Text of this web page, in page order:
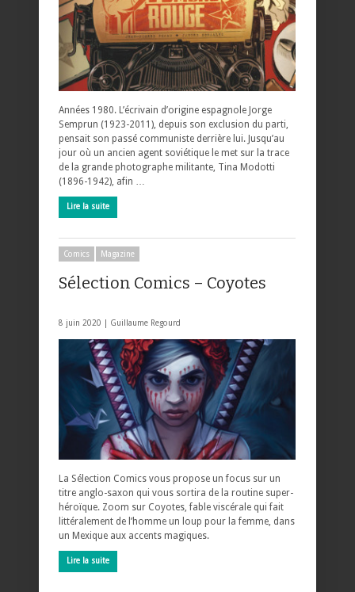
Années 1980. L’écrivain d’origine espagnole Jorge
Semprun (1923-2011), depuis son exclusion du parti,
pensait son passé communiste derrière lui. Jusqu’au
jour où un ancien agent soviétique le met sur la trace
de la grande photographe militante, Tina Modotti
(1896-1942), afin …
Lire la suite
Comics Magazine
Sélection Comics – Coyotes
8 juin 2020 | Guillaume Regourd
La Sélection Comics vous propose un focus sur un
titre anglo-saxon qui vous sortira de la routine super-
héroïque. Zoom sur Coyotes, fable viscérale qui fait
littéralement de l’homme un loup pour la femme, dans
un Mexique aux accents magiques.
Lire la suite